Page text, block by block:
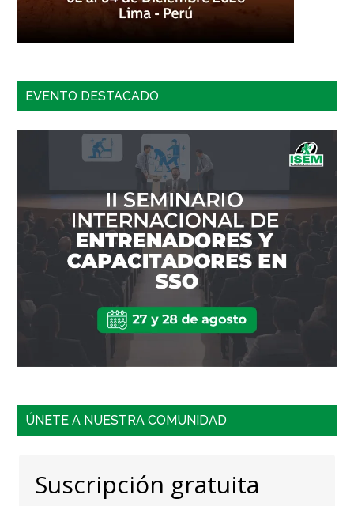
EVENTO DESTACADO
ÚNETE A NUESTRA COMUNIDAD
Suscripción gratuita